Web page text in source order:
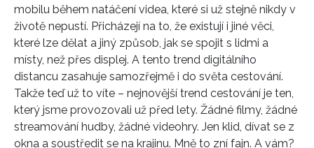
mobilu během natáčení videa, které si už stejně nikdy v
životě nepustí. Přicházejí na to, že existují i jiné věci,
které lze dělat a jiný způsob, jak se spojit s lidmi a
místy, než přes displej. A tento trend digitálního
distancu zasahuje samozřejmě i do světa cestování.
Takže teď už to víte – nejnovější trend cestování je ten,
který jsme provozovali už před lety. Žádné filmy, žádné
streamování hudby, žádné videohry. Jen klid, dívat se z
okna a soustředit se na krajinu. Mně to zní fajn. A vám?